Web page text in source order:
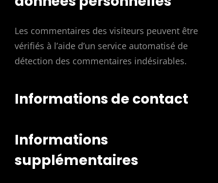
Les commentaires des visiteurs peuvent être
vérifiés à l’aide d’un service automatisé de
détection des commentaires indésirables.
Informations de contact
Informations
supplémentaires